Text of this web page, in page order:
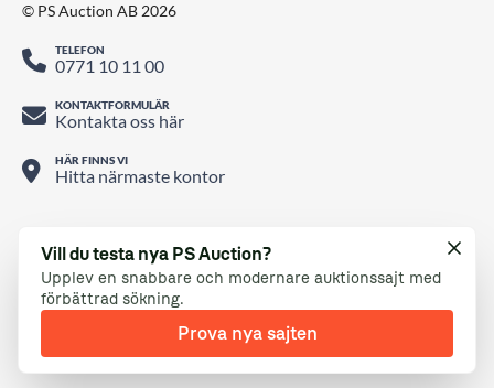
Vill du testa nya PS Auction?
Upplev en snabbare och modernare auktionssajt med
förbättrad sökning.
Prova nya sajten
© PS Auction AB 2026
TELEFON
0771 10 11 00
KONTAKTFORMULÄR
Kontakta oss här
HÄR FINNS VI
Hitta närmaste kontor